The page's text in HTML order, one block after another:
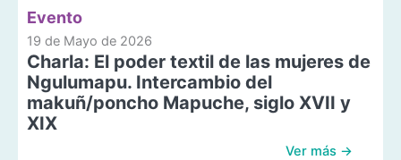
Evento
19 de Mayo de 2026
Charla: El poder textil de las mujeres de
Ngulumapu. Intercambio del
makuñ/poncho Mapuche, siglo XVII y
XIX
Ver más →